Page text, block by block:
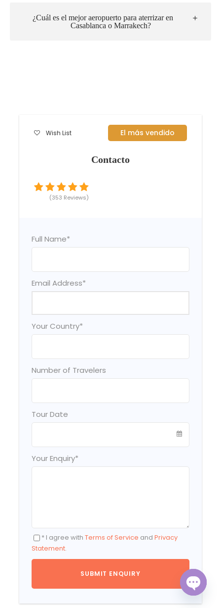
Wish List El más vendido
Contacto
(353 Reviews)
Full Name*
Email Address*
Your Country*
Number of Travelers
Tour Date
Your Enquiry*
* I agree with Terms of Service and Privacy
Statement.
¿Cuál es el mejor aeropuerto para aterrizar en
Casablanca o Marrakech?